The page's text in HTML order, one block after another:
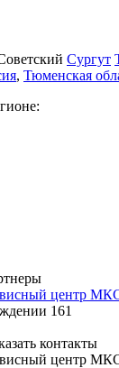
Сургут
, Тюменская
центр
161
контакты
центр